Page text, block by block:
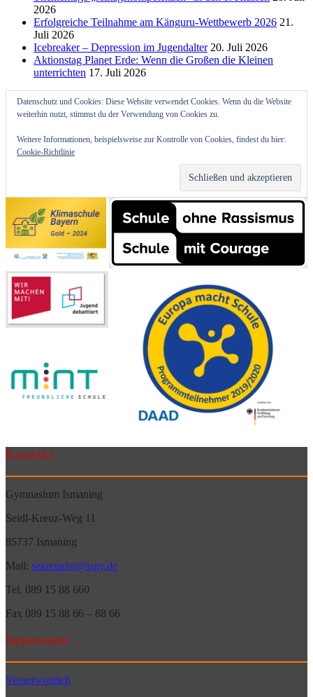
2026
Erfolgreiche Teilnahme am Känguru-Wettbewerb 2026 21.
Juli 2026
Icebreaker – Depression im Jugendalter 20. Juli 2026
Aktionstag Planet Erde: Wenn die Großen die Kleinen
unterrichten 17. Juli 2026
Datenschutz und Cookies: Diese Website verwendet Cookies. Wenn du die Website
weiterhin nutzt, stimmst du der Verwendung von Cookies zu.
Weitere Informationen, beispielsweise zur Kontrolle von Cookies, findest du hier:
Cookie-Richtlinie
Kontakt
Gymnasium Ismaning
Seidl-Kreuz-Weg 11
85737 Ismaning
Mail: sekretariat@isgy.de
Tel. 089 15 88 660
Fax 089 15 88 66 – 88 66
Impressum
Verantwortlich